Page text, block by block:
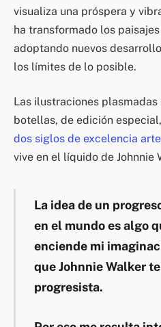
visualiza una próspera y
ha transformado los
adoptando nuevos
los límites de lo posible.
Las ilustraciones plasmadas
botellas, de edición
dos siglos de excelencia
vive en el líquido de Johnnie
La idea de un
en el mundo es algo
enciende mi
que Johnnie Walker
progresista.